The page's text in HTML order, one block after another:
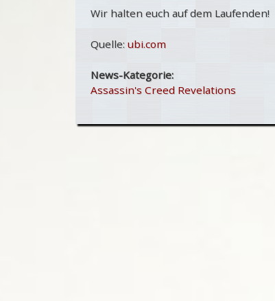
Wir halten euch auf dem Laufenden!
Quelle: ubi.com
News-Kategorie:
Assassin's Creed Revelations